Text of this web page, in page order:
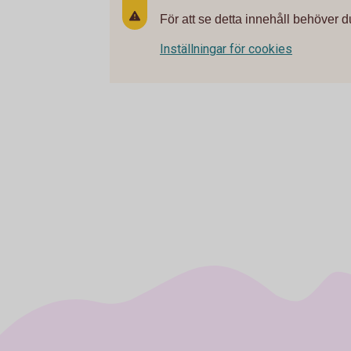
För att se detta innehåll behöver
Inställningar för cookies